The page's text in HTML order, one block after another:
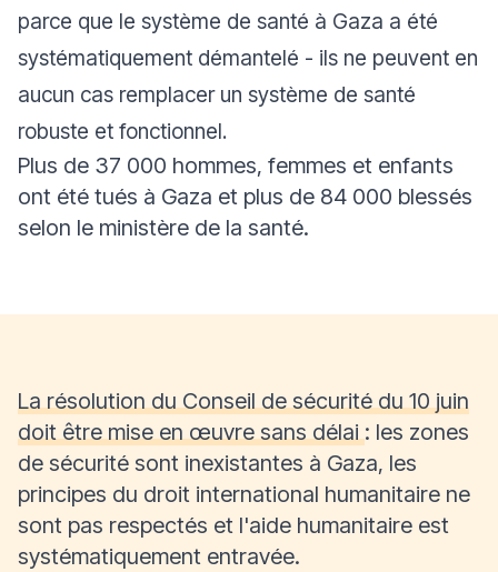
parce que le système de santé à Gaza a été
systématiquement démantelé - ils ne peuvent en
aucun cas remplacer un système de santé
robuste et fonctionnel.
Plus de 37 000 hommes, femmes et enfants
ont été tués à Gaza et plus de 84 000 blessés
selon le ministère de la santé.
La résolution du Conseil de sécurité du 10 juin
doit être mise en œuvre sans délai: les zones
de sécurité sont inexistantes à Gaza, les
principes du droit international humanitaire ne
sont pas respectés et l'aide humanitaire est
systématiquement entravée.